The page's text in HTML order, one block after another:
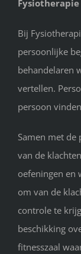
Bij
persoonlijke
behandelaren
vertellen.
persoon
Samen met de
van de
oefeningen en
om van de
controle te
beschikking
fitnesszaal